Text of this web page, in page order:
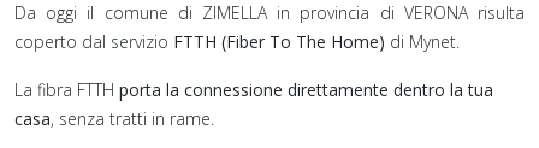
Da oggi il comune di ZIMELLA in provincia di VERONA risulta
coperto dal servizio FTTH (Fiber To The Home) di Mynet.
La fibra FTTH porta la connessione direttamente dentro la tua
casa, senza tratti in rame.